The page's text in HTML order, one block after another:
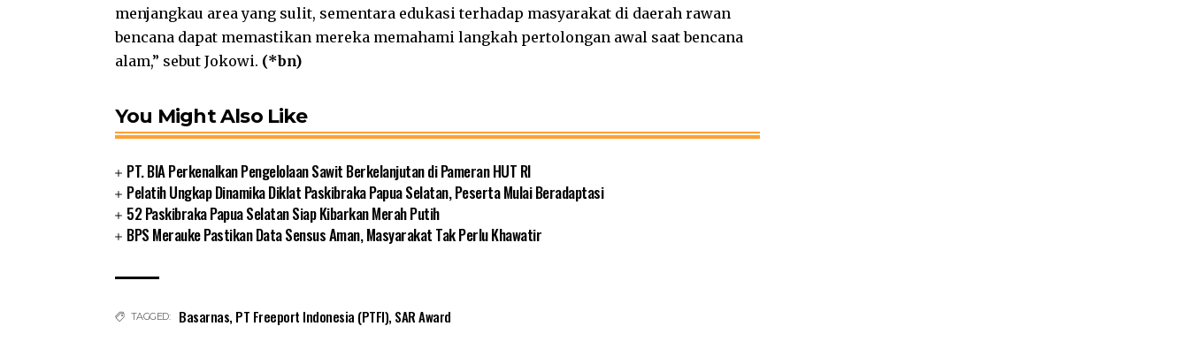
menjangkau area yang sulit, sementara edukasi terhadap masyarakat di daerah rawan
bencana dapat memastikan mereka memahami langkah pertolongan awal saat bencana
alam,” sebut Jokowi. (*bn)
You Might Also Like
PT. BIA Perkenalkan Pengelolaan Sawit Berkelanjutan di Pameran HUT RI
Pelatih Ungkap Dinamika Diklat Paskibraka Papua Selatan, Peserta Mulai Beradaptasi
52 Paskibraka Papua Selatan Siap Kibarkan Merah Putih
BPS Merauke Pastikan Data Sensus Aman, Masyarakat Tak Perlu Khawatir
TAGGED: Basarnas, PT Freeport Indonesia (PTFI), SAR Award